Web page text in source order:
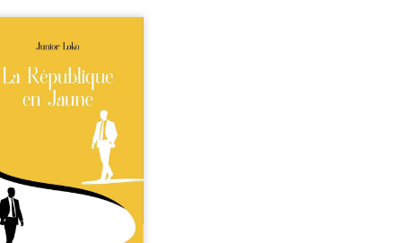
la naissance de
de races différentes
l’ordre établi :
est Noir et Junior est
bien que nés d’un
de Noirs. Très vite,
attire les médias
et transforme
blanc en une figure
sacrée, investie,
certains, d’une mission
Cependant, sous
couvert de ...